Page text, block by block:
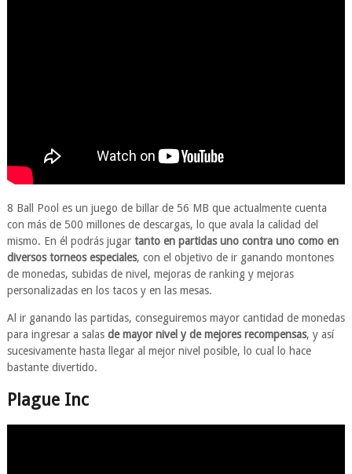
8 Ball Pool es un juego de billar de 56 MB que actualmente cuenta
con más de 500 millones de descargas, lo que avala la calidad del
mismo. En él podrás jugar tanto en partidas uno contra uno como en
diversos torneos especiales, con el objetivo de ir ganando montones
de monedas, subidas de nivel, mejoras de ranking y mejoras
personalizadas en los tacos y en las mesas.
Al ir ganando las partidas, conseguiremos mayor cantidad de monedas
para ingresar a salas de mayor nivel y de mejores recompensas, y así
sucesivamente hasta llegar al mejor nivel posible, lo cual lo hace
bastante divertido.
Plague Inc